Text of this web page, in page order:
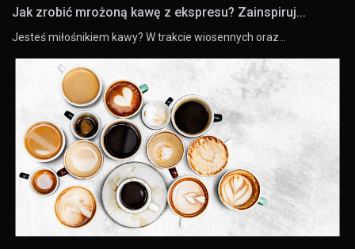
Jak zrobić mrożoną kawę z ekspresu? Zainspiruj...
Jesteś miłośnikiem kawy? W trakcie wiosennych oraz…